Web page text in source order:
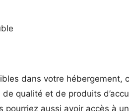
dans votre hébergement,
qualité et de produits
aussi avoir accès à